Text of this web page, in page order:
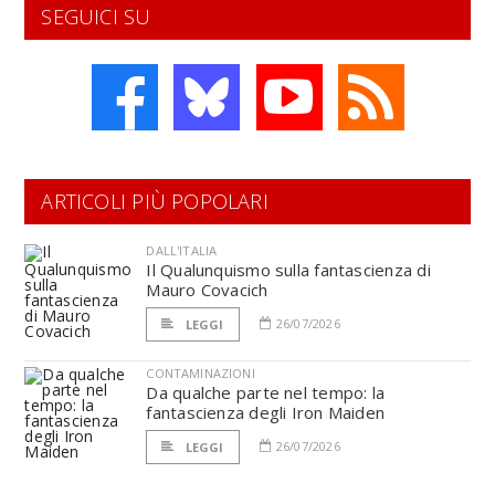
SEGUICI SU
ARTICOLI PIÙ POPOLARI
DALL'ITALIA
Il Qualunquismo sulla fantascienza di
Mauro Covacich
LEGGI 26/07/2026
CONTAMINAZIONI
Da qualche parte nel tempo: la
fantascienza degli Iron Maiden
LEGGI 26/07/2026